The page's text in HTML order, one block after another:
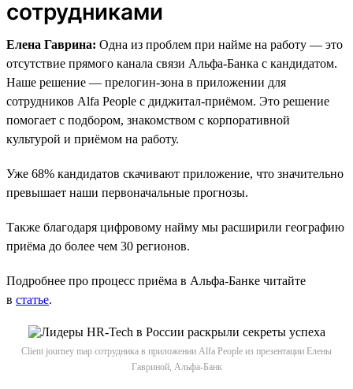
сотрудниками
Елена Гаврина: Одна из проблем при найме на работу — это
отсутствие прямого канала связи Альфа-Банка с кандидатом.
Наше решение — прелогин-зона в приложении для
сотрудников Alfa People с диджитал-приёмом. Это решение
помогает с подбором, знакомством с корпоративной
культурой и приёмом на работу.
Уже 68% кандидатов скачивают приложение, что значительно
превышает наши первоначальные прогнозы.
Также благодаря цифровому найму мы расширили географию
приёма до более чем 30 регионов.
Подробнее про процесс приёма в Альфа-Банке читайте
в статье.
Client journey map сотрудника в приложении Alfa People из презентации Елены
Гавриной, Альфа-Банк